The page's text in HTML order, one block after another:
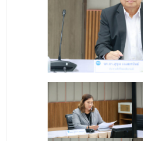
- โครงการบริหารจัดการพื้นที่ 10 ไร่ ด้
สวนดุสิต จังหวัดปราจีนบุรี
- โครงการส่งเสริมการปลูกกล้วยเล็บ
- ผลงาน/รางวัล
- งานวิจัย/นวัตกรรม
ติดต่อเรา